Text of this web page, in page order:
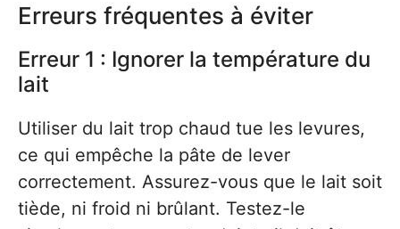
Erreurs fréquentes à éviter
Erreur 1 : Ignorer la température du
lait
Utiliser du lait trop chaud tue les levures,
ce qui empêche la pâte de lever
correctement. Assurez-vous que le lait soit
tiède, ni froid ni brûlant. Testez-le